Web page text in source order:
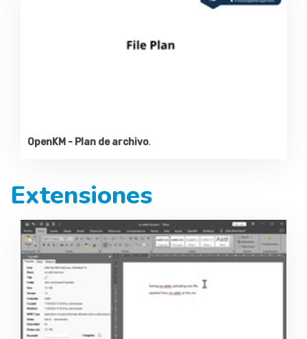
OpenKM - Plan de archivo.
Extensiones